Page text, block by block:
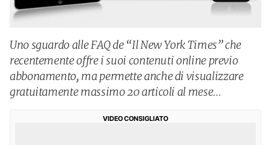
Uno sguardo alle FAQ de “Il New York Times” che
recentemente offre i suoi contenuti online previo
abbonamento, ma permette anche di visualizzare
gratuitamente massimo 20 articoli al mese…
VIDEO CONSIGLIATO